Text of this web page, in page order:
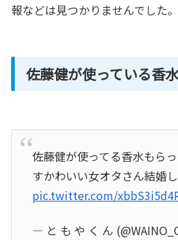
報などは見つかりませんでした。
佐藤健が使っている香
佐藤健が使ってる香水もら
すかわいい女オタさん結婚
pic.twitter.com/
— と も や く ん